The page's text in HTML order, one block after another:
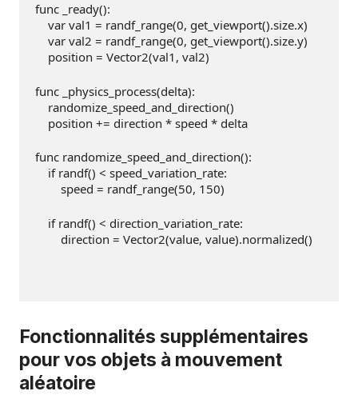
func _ready():
var val1 = randf_range(0, get_viewport().size.x)
var val2 = randf_range(0, get_viewport().size.y)
position = Vector2(val1, val2)
func _physics_process(delta):
randomize_speed_and_direction()
position += direction * speed * delta
func randomize_speed_and_direction():
if randf() < speed_variation_rate:
speed = randf_range(50, 150)
if randf() < direction_variation_rate:
direction = Vector2(value, value).normalized()
Fonctionnalités supplémentaires
pour vos objets à mouvement
aléatoire